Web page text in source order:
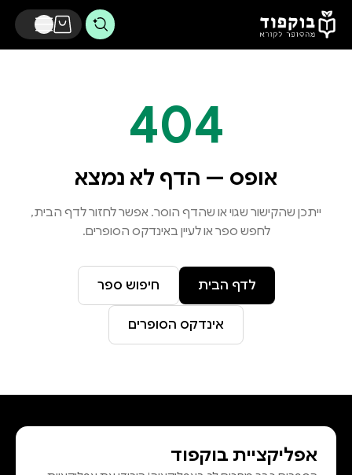
דלג לתוכן הראשי
404
אופס — הדף לא נמצא
ייתכן שהקישור שגוי או שהדף הוסר. אפשר לחזור לדף הבית,
לחפש ספר או לעיין באינדקס הסופרים.
לדף הבית חיפוש ספר
אינדקס הסופרים
אפליקציית בוקפוד